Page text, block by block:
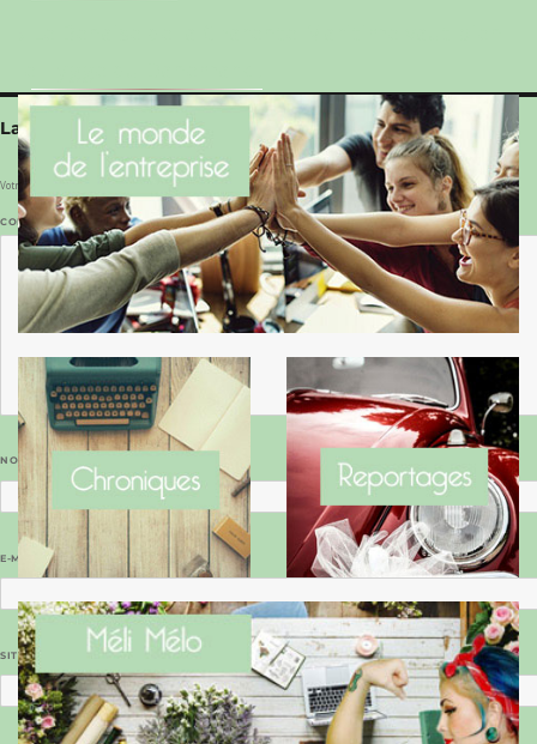
Laisser un commentaire
Votre adresse e-mail ne sera pas publiée. Les champs obligatoires sont indiqués avec*
COMMENTAIRE
NOM
E-MAIL
SITE WEB